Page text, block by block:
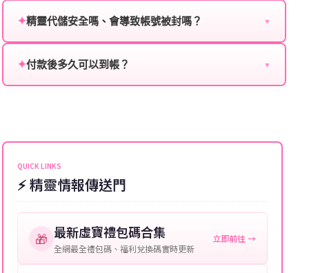
角色名稱：您遊戲中的角色名稱。
等級：角色的當前等級。
提供這些信息能幫助我們更快地處理您的代儲需求，確
保您盡享遊戲樂趣！
贈送、大額儲值優惠及節日限定活動，儲值最低6折
✦精靈代儲安全嗎、會導致帳號被封嗎？ ▼
單，不使用外掛程式、非法點數或異常儲值管道。您獲
✦付款後多久可以到帳？ ▼
可直接聯絡客服查詢訂單進度。
QUICK LINKS
⚡ 精靈情報傳送門
🎁 最新虛寶禮包碼合集
全網最全禮包碼、福利兌換碼實時更新
立即前往 →